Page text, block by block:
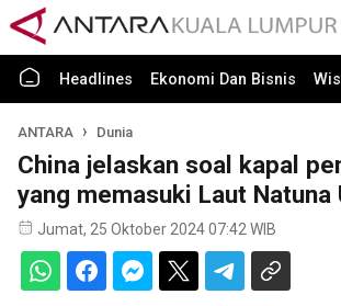
Headlines Ekonomi Dan Bisnis
ANTARA Dunia
China jelaskan soal kapal
yang memasuki Laut Natuna
Jumat, 25 Oktober 2024 07:42 WIB